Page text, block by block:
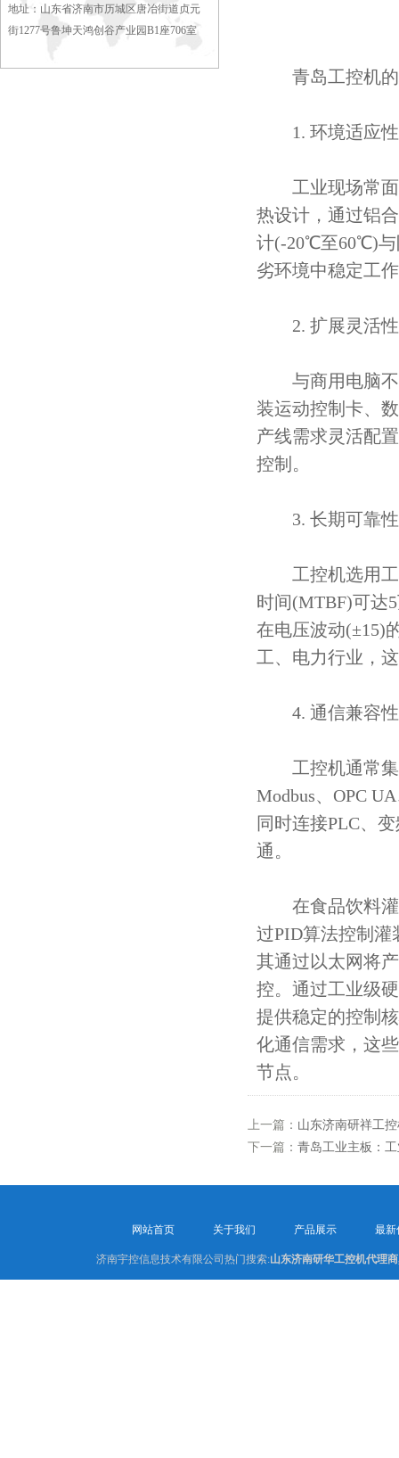
地址：山东省济南市历城区唐冶街道贞元
街1277号鲁坤天鸿创谷产业园B1座706室
青岛工控机的
1. 环境适应性
工业现场常面
热设计，通过铝
计(-20℃至60℃)与
劣环境中稳定工
2. 扩展灵活性
与商用电脑不
装运动控制卡、
产线需求灵活配
控制。
3. 长期可靠性
工控机选用工
时间(MTBF)可达
在电压波动(±15)
工、电力行业，
4. 通信兼容性
工控机通常集
Modbus、OPC
同时连接PLC、
通。
在食品饮料灌
过PID算法控制灌
其通过以太网将
控。通过工业级
提供稳定的控制
化通信需求，这
节点。
上一篇： 山东济南研祥工
下一篇： 青岛工业主板：
网站首页 关于我们 产品展示 最新
济南宇控信息技术有限公司热门搜索:山东济南研华工控机代理